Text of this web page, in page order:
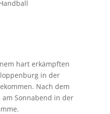
hart erkämpften
in der
Nach dem
Sonnabend in der